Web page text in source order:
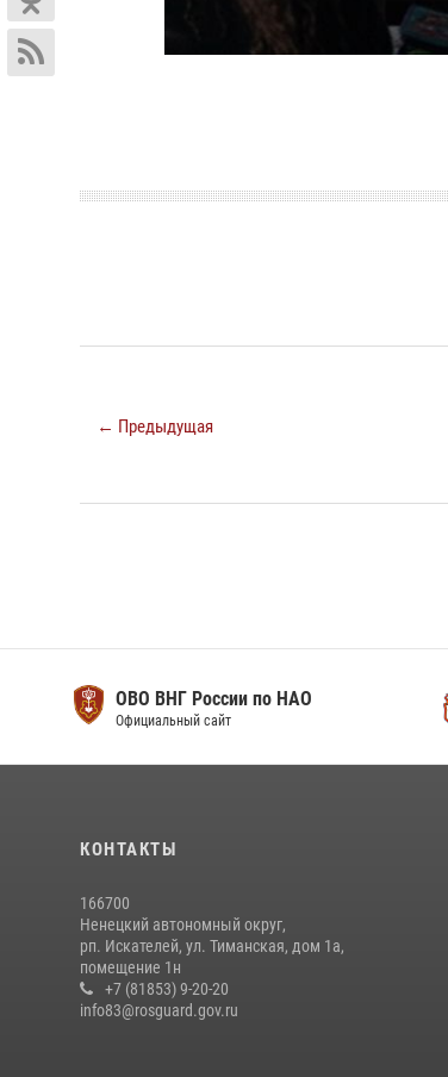
← Предыдущая
ОВО ВНГ России по НАО
Официальный сайт
КОНТАКТЫ
166700
Ненецкий автономный округ,
рп. Искателей, ул. Тиманская, дом 1а,
помещение 1н
+7 (81853) 9-20-20
info83@rosguard.gov.ru